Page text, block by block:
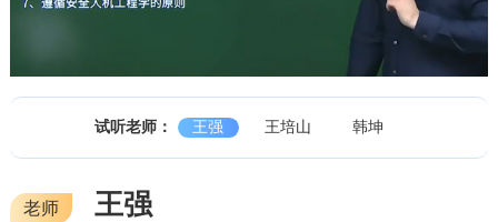
试听老师： 王强 王培山 韩坤
老师 王强